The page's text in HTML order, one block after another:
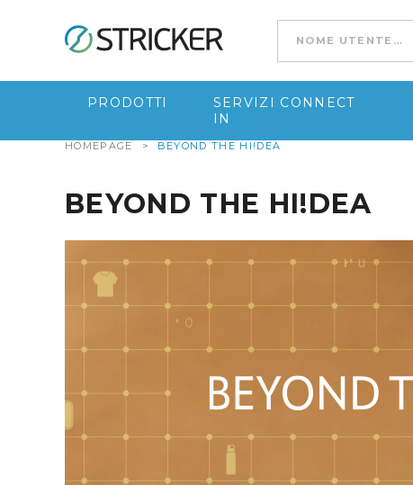
Go to content
PRODOTTI
SERVIZI CONNECT
IN
HOMEPAGE > BEYOND THE HI!DEA
BEYOND THE HI!DEA